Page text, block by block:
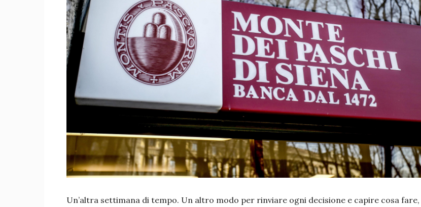
Un’altra settimana di tempo. Un altro modo per rinviare ogni decisione e capire cosa fare,